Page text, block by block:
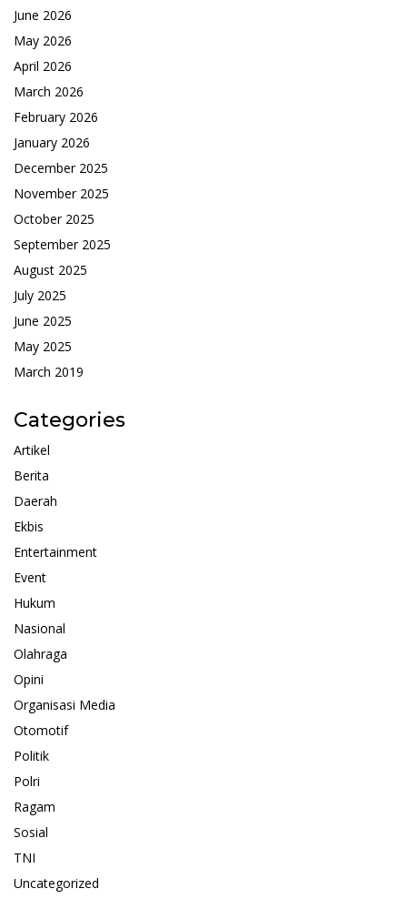
June 2026
May 2026
April 2026
March 2026
February 2026
January 2026
December 2025
November 2025
October 2025
September 2025
August 2025
July 2025
June 2025
May 2025
March 2019
Categories
Artikel
Berita
Daerah
Ekbis
Entertainment
Event
Hukum
Nasional
Olahraga
Opini
Organisasi Media
Otomotif
Politik
Polri
Ragam
Sosial
TNI
Uncategorized